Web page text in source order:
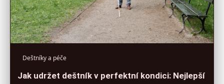
Deštníky a péče
Jak udržet deštník v perfektní kondici: Nejlepší